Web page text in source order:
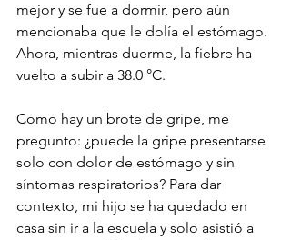
mejor y se fue a dormir, pero aún
mencionaba que le dolía el estómago.
Ahora, mientras duerme, la fiebre ha
vuelto a subir a 38.0 °C.
Como hay un brote de gripe, me
pregunto: ¿puede la gripe presentarse
solo con dolor de estómago y sin
síntomas respiratorios? Para dar
contexto, mi hijo se ha quedado en
casa sin ir a la escuela y solo asistió a